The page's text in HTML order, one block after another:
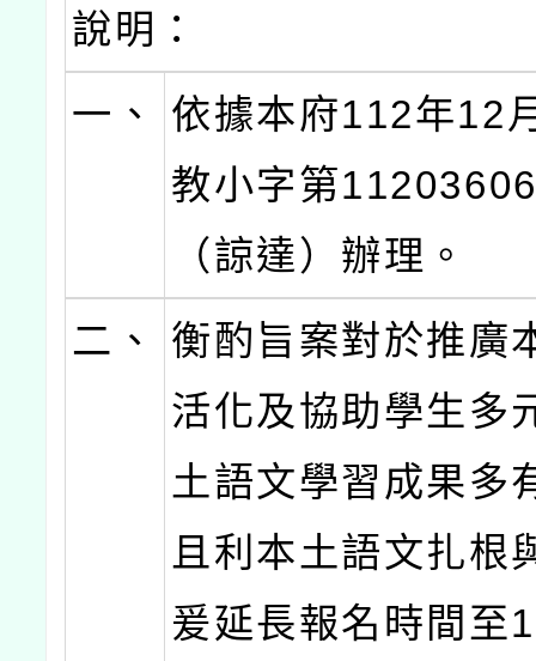
說明：
一、
依據本府112年12
教小字第
（諒達）辦理。
二、
衡酌旨案對於推廣
活化及協助學生多
土語文學習成果多
且利本土語文扎根
爰延長報名時間至